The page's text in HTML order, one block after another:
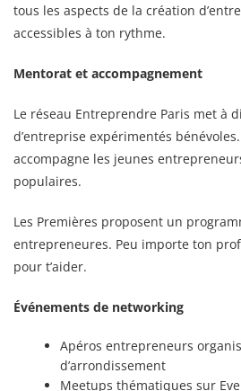
tous les aspects de la création
accessibles à ton rythme.
Mentorat et accompagnement
Le réseau Entreprendre Paris met à
d’entreprise expérimentés
accompagne les jeunes
populaires.
Les Premières proposent un
entrepreneures. Peu importe ton
pour t’aider.
Événements de networking
Apéros entrepreneurs
d’arrondissement
Meetups thématiques sur